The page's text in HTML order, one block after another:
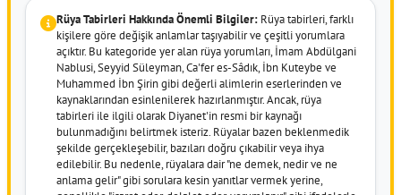
Rüya Tabirleri Hakkında Önemli Bilgiler: Rüya tabirleri, farklı
kişilere göre değişik anlamlar taşıyabilir ve çeşitli yorumlara
açıktır. Bu kategoride yer alan rüya yorumları, İmam Abdülgani
Nablusi, Seyyid Süleyman, Ca'fer es-Sâdık, İbn Kuteybe ve
Muhammed İbn Şirin gibi değerli alimlerin eserlerinden ve
kaynaklarından esinlenilerek hazırlanmıştır. Ancak, rüya
tabirleri ile ilgili olarak Diyanet'in resmi bir kaynağı
bulunmadığını belirtmek isteriz. Rüyalar bazen beklenmedik
şekilde gerçekleşebilir, bazıları doğru çıkabilir veya ihya
edilebilir. Bu nedenle, rüyalara dair "ne demek, nedir ve ne
anlama gelir" gibi sorulara kesin yanıtlar vermek yerine,